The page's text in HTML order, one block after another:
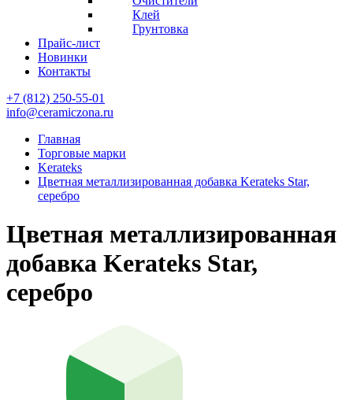
Клей
Грунтовка
Прайс-лист
Новинки
Контакты
+7 (812) 250-55-01
info@ceramiczona.ru
Главная
Торговые марки
Kerateks
Цветная металлизированная добавка Kerateks Star,
серебро
Цветная металлизированная
добавка Kerateks Star,
серебро